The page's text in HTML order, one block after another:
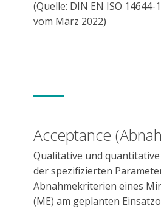
(Quelle: DIN EN ISO
vom März 2022)
Acceptance
Qualitative und
der spezifizierten
Abnahmekriterien eines
(ME) am geplanten